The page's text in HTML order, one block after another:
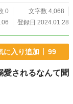
0
文字数 4,068
登録日 2024.01.28
に入り追加 99
愛されるなんて聞